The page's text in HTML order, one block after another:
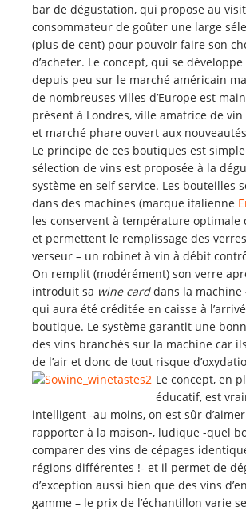
bar de dégustation, qui propose au
consommateur de goûter une large
(plus de cent) pour pouvoir faire son
d’acheter. Le concept, qui se
depuis peu sur le marché américain
de nombreuses villes d’Europe est
présent à Londres, ville amatrice de
et marché phare ouvert aux
Le principe de ces boutiques est
sélection de vins est proposée à la
système en self service. Les bouteilles
dans des machines (marque italienne
les conservent à température optimale
et permettent le remplissage des
verseur – un robinet à vin à débit
On remplit (modérément) son verre
introduit sa wine carddans la machine
qui aura été créditée en caisse à
boutique. Le système garantit une
des vins branchés sur la machine car
de l’air et donc de tout risque
Le concept, en
éducatif, est
intelligent -au moins, on est sûr
rapporter à la maison-, ludique -quel
comparer des vins de cépages
régions différentes !- et il permet de
d’exception aussi bien que des vins
gamme – le prix de l’échantillon varie